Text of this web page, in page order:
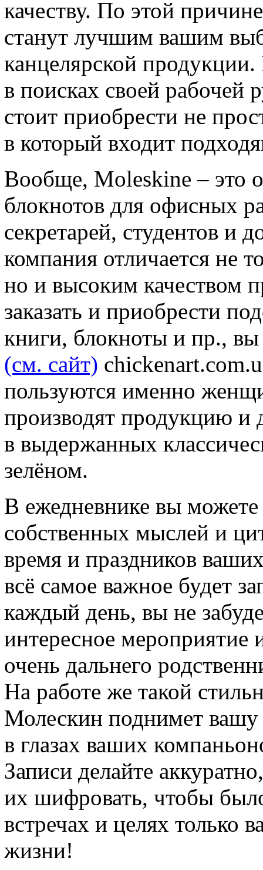
качеству. По этой
станут лучшим вашим
канцелярской
в поисках своей рабочей
стоит приобрести не
в который входит
Вообще, Moleskine – это
блокнотов для офисных
секретарей, студентов и
компания отличается не
но и высоким качеством
заказать и приобрести
книги, блокноты и пр.,
(см. сайт)
пользуются именно
производят продукцию
в выдержанных
зелёном.
В ежедневнике вы можете
собственных мыслей и
время и праздников
всё самое важное будет
каждый день, вы не
интересное мероприятие
очень дальнего
На работе же такой
Молескин поднимет вашу
в глазах ваших
Записи делайте
их шифровать, чтобы
встречах и целях только
жизни!